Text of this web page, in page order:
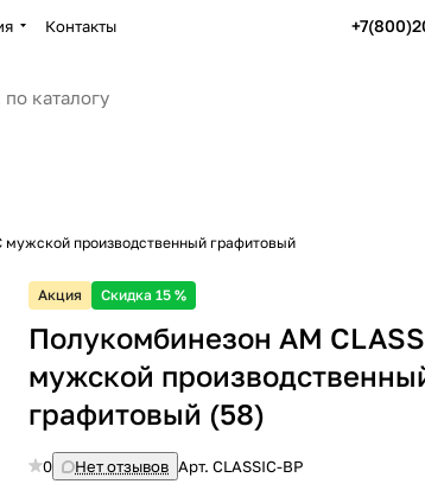
Контакты
мужской производственный графитовый
Акция Скидка 15 %
Полукомбинезон AM
мужской
графитовый (58)
0 Нет отзывов Арт.CLASSIC-BP